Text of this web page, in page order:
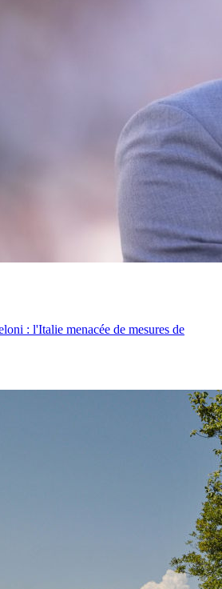
: l'Italie menacée de mesures de